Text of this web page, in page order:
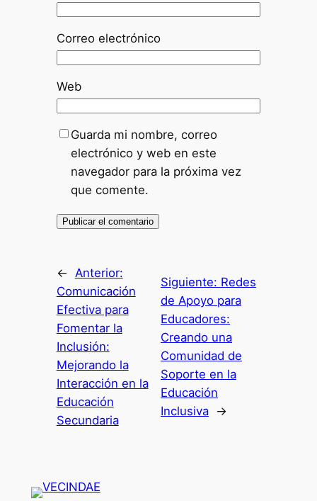
Correo electrónico
Web
Guarda mi nombre, correo
electrónico y web en este
navegador para la próxima vez
que comente.
← Anterior:
Comunicación
Efectiva para
Fomentar la
Inclusión:
Mejorando la
Interacción en la
Educación
Secundaria
Siguiente: Redes
de Apoyo para
Educadores:
Creando una
Comunidad de
Soporte en la
Educación
Inclusiva
→